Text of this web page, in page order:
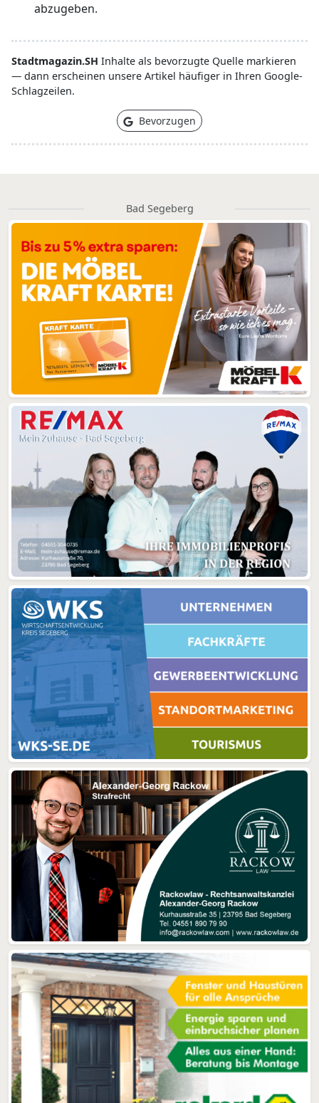
abzugeben.
Stadtmagazin.SH Inhalte als bevorzugte Quelle markieren
— dann erscheinen unsere Artikel häufiger in Ihren Google-
Schlagzeilen.
Bevorzugen
Bad Segeberg